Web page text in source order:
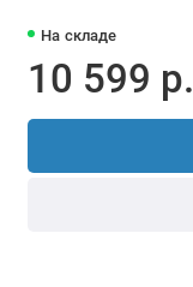
На складе
10 599 р.